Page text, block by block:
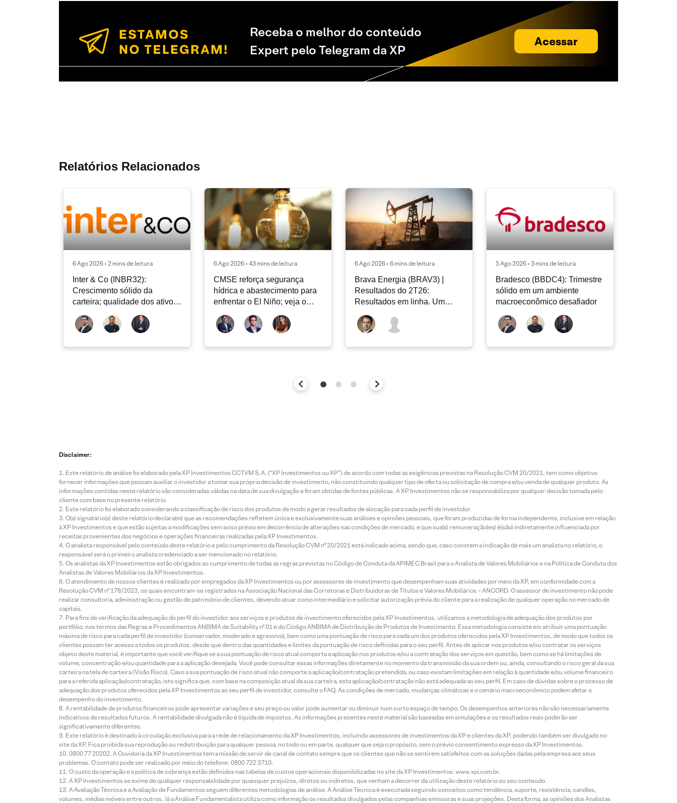
Receba o melhor do conteúdo
Expert pelo Telegram da XP
Acessar
Relatórios Relacionados
6 Ago 2026 • 2 mins de leitura
Inter & Co (INBR32):
Crescimento sólido da
carteira; qualidade dos ativos
continua sendo o principal
debate
6 Ago 2026 • 43 mins de leitura
CMSE reforça segurança
hídrica e abastecimento para
enfrentar o El Niño; veja o
Radar Energia XP | Agosto
6 Ago 2026 • 6 mins de leitura
Brava Energia (BRAV3) |
Resultados do 2T26:
Resultados em linha. Um
novo capítulo à frente
5 Ago 2026 • 3 mins de leitura
Bradesco (BBDC4): Trimestre
sólido em um ambiente
macroeconômico desafiador
Disclaimer:
Este relatório de análise foi elaborado pela XP Investimentos CCTVM S.A. (“XP Investimentos ou XP”) de acordo com todas as exigências previstas na Resolução CVM 20/2021, tem como objetivo
fornecer informações que possam auxiliar o investidor a tomar sua própria decisão de investimento, não constituindo qualquer tipo de oferta ou solicitação de compra e/ou venda de qualquer produto. As
informações contidas neste relatório são consideradas válidas na data de sua divulgação e foram obtidas de fontes públicas. A XP Investimentos não se responsabiliza por qualquer decisão tomada pelo
cliente com base no presente relatório.
Este relatório foi elaborado considerando a classificação de risco dos produtos de modo a gerar resultados de alocação para cada perfil de investidor.
O(s) signatário(s) deste relatório declara(m) que as recomendações refletem única e exclusivamente suas análises e opiniões pessoais, que foram produzidas de forma independente, inclusive em relação
à XP Investimentos e que estão sujeitas a modificações sem aviso prévio em decorrência de alterações nas condições de mercado, e que sua(s) remuneração(es) é(são) indiretamente influenciada por
receitas provenientes dos negócios e operações financeiras realizadas pela XP Investimentos.
O analista responsável pelo conteúdo deste relatório e pelo cumprimento da Resolução CVM nº 20/2021 está indicado acima, sendo que, caso constem a indicação de mais um analista no relatório, o
responsável será o primeiro analista credenciado a ser mencionado no relatório.
Os analistas da XP Investimentos estão obrigados ao cumprimento de todas as regras previstas no Código de Conduta da APIMEC Brasil para o Analista de Valores Mobiliários e na Política de Conduta dos
Analistas de Valores Mobiliários da XP Investimentos.
O atendimento de nossos clientes é realizado por empregados da XP Investimentos ou por assessores de investimento que desempenham suas atividades por meio da XP, em conformidade com a
Resolução CVM nº 178/2023, os quais encontram-se registrados na Associação Nacional das Corretoras e Distribuidoras de Títulos e Valores Mobiliários – ANCORD. O assessor de investimento não pode
realizar consultoria, administração ou gestão de patrimônio de clientes, devendo atuar como intermediário e solicitar autorização prévia do cliente para a realização de qualquer operação no mercado de
capitais.
Para fins de verificação da adequação do perfil do investidor aos serviços e produtos de investimento oferecidos pela XP Investimentos, utilizamos a metodologia de adequação dos produtos por
portfólio, nos termos das Regras e Procedimentos ANBIMA de Suitability nº 01 e do Código ANBIMA de Distribuição de Produtos de Investimento. Essa metodologia consiste em atribuir uma pontuação
máxima de risco para cada perfil de investidor (conservador, moderado e agressivo), bem como uma pontuação de risco para cada um dos produtos oferecidos pela XP Investimentos, de modo que todos os
clientes possam ter acesso a todos os produtos, desde que dentro das quantidades e limites da pontuação de risco definidas para o seu perfil. Antes de aplicar nos produtos e/ou contratar os serviços
objeto deste material, é importante que você verifique se a sua pontuação de risco atual comporta a aplicação nos produtos e/ou a contratação dos serviços em questão, bem como se há limitações de
volume, concentração e/ou quantidade para a aplicação desejada. Você pode consultar essas informações diretamente no momento da transmissão da sua ordem ou, ainda, consultando o risco geral da sua
carteira na tela de carteira (Visão Risco). Caso a sua pontuação de risco atual não comporte a aplicação/contratação pretendida, ou caso existam limitações em relação à quantidade e/ou volume financeiro
para a referida aplicação/contratação, isto significa que, com base na composição atual da sua carteira, esta aplicação/contratação não está adequada ao seu perfil. Em caso de dúvidas sobre o processo de
adequação dos produtos oferecidos pela XP Investimentos ao seu perfil de investidor, consulte o FAQ. As condições de mercado, mudanças climáticas e o cenário macroeconômico podem afetar o
desempenho do investimento.
A rentabilidade de produtos financeiros pode apresentar variações e seu preço ou valor pode aumentar ou diminuir num curto espaço de tempo. Os desempenhos anteriores não são necessariamente
indicativos de resultados futuros. A rentabilidade divulgada não é líquida de impostos. As informações presentes neste material são baseadas em simulações e os resultados reais poderão ser
significativamente diferentes.
Este relatório é destinado à circulação exclusiva para a rede de relacionamento da XP Investimentos, incluindo assessores de investimentos da XP e clientes da XP, podendo também ser divulgado no
site da XP. Fica proibida sua reprodução ou redistribuição para qualquer pessoa, no todo ou em parte, qualquer que seja o propósito, sem o prévio consentimento expresso da XP Investimentos.
0800 77 20202. A Ouvidoria da XP Investimentos tem a missão de servir de canal de contato sempre que os clientes que não se sentirem satisfeitos com as soluções dadas pela empresa aos seus
problemas. O contato pode ser realizado por meio do telefone: 0800 722 3710.
O custo da operação e a política de cobrança estão definidos nas tabelas de custos operacionais disponibilizadas no site da XP Investimentos: www.xpi.com.br.
A XP Investimentos se exime de qualquer responsabilidade por quaisquer prejuízos, diretos ou indiretos, que venham a decorrer da utilização deste relatório ou seu conteúdo.
A Avaliação Técnica e a Avaliação de Fundamentos seguem diferentes metodologias de análise. A Análise Técnica é executada seguindo conceitos como tendência, suporte, resistência, candles,
volumes, médias móveis entre outros. Já a Análise Fundamentalista utiliza como informação os resultados divulgados pelas companhias emissoras e suas projeções. Desta forma, as opiniões dos Analistas